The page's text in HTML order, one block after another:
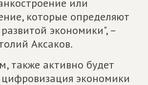
или
которые определяют
экономики", –
Аксаков.
также активно будет
цифровизация экономики